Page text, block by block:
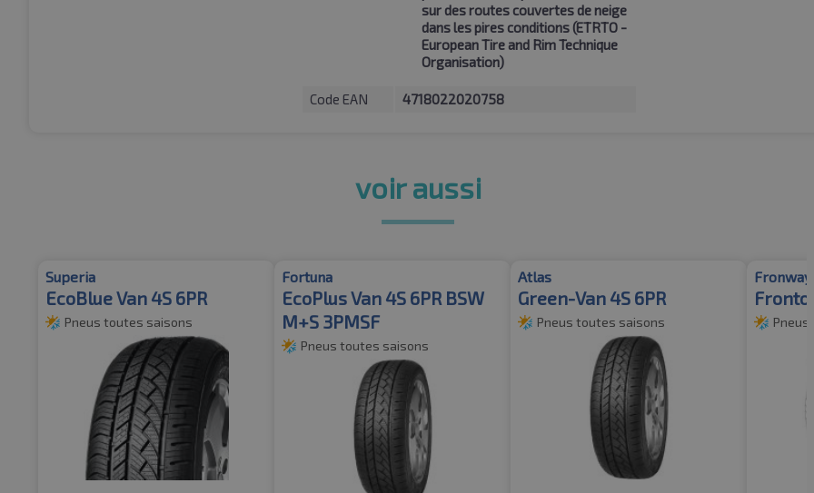
sur des routes couvertes de neige
dans les pires conditions (ETRTO -
European Tire and Rim Technique
Organisation)
Code EAN 4718022020758
voir aussi
Superia
EcoBlue Van 4S 6PR
Pneus toutes saisons
Fortuna
EcoPlus Van 4S 6PR BSW
M+S 3PMSF
Pneus toutes saisons
Atlas
Green-Van 4S 6PR
Pneus toutes saisons
Fronway
Pneus